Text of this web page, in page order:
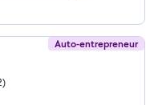
Auto-entrepreneur